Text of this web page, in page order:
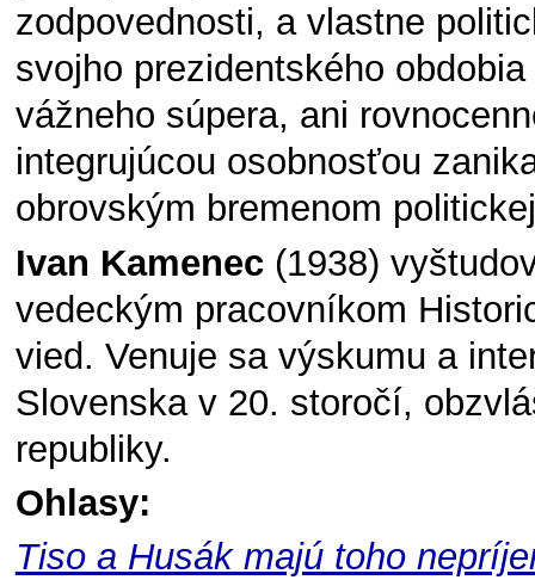
zodpovednosti, a vlastne
svojho prezidentského
vážneho súpera, ani
integrujúcou osobnosťou
obrovským bremenom
Ivan Kamenec(1938)
vedeckým pracovníkom
vied. Venuje sa výskumu a
Slovenska v 20. storočí,
republiky.
Ohlasy:
Tiso a Husák majú toho